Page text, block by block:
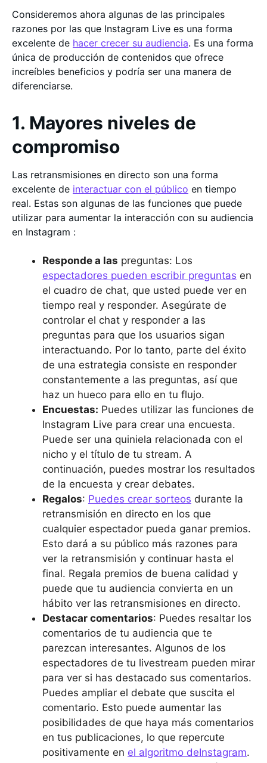
Consideremos ahora algunas de las principales
razones por las que Instagram Live es una forma
excelente de hacer crecer su audiencia. Es una forma
única de producción de contenidos que ofrece
increíbles beneficios y podría ser una manera de
diferenciarse.
1. Mayores niveles de
compromiso
Las retransmisiones en directo son una forma
excelente de interactuar con el público en tiempo
real. Estas son algunas de las funciones que puede
utilizar para aumentar la interacción con su audiencia
en Instagram :
Responde a las preguntas: Los
espectadores pueden escribir preguntas en
el cuadro de chat, que usted puede ver en
tiempo real y responder. Asegúrate de
controlar el chat y responder a las
preguntas para que los usuarios sigan
interactuando. Por lo tanto, parte del éxito
de una estrategia consiste en responder
constantemente a las preguntas, así que
haz un hueco para ello en tu flujo.
Encuestas: Puedes utilizar las funciones de
Instagram Live para crear una encuesta.
Puede ser una quiniela relacionada con el
nicho y el título de tu stream. A
continuación, puedes mostrar los resultados
de la encuesta y crear debates.
Regalos: Puedes crear sorteos durante la
retransmisión en directo en los que
cualquier espectador pueda ganar premios.
Esto dará a su público más razones para
ver la retransmisión y continuar hasta el
final. Regala premios de buena calidad y
puede que tu audiencia convierta en un
hábito ver las retransmisiones en directo.
Destacar comentarios: Puedes resaltar los
comentarios de tu audiencia que te
parezcan interesantes. Algunos de los
espectadores de tu livestream pueden mirar
para ver si has destacado sus comentarios.
Puedes ampliar el debate que suscita el
comentario. Esto puede aumentar las
posibilidades de que haya más comentarios
en tus publicaciones, lo que repercute
positivamente en el algoritmo deInstagram.